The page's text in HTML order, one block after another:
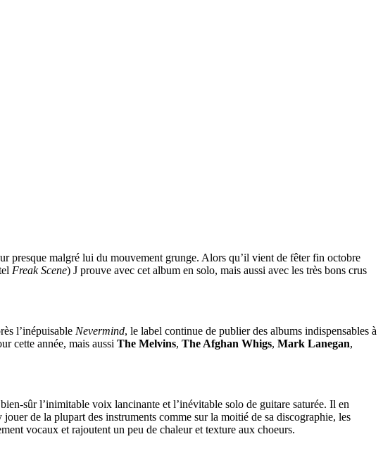
presque malgré lui du mouvement grunge. Alors qu’il vient de fêter fin octobre
Freak Scene) J prouve avec cet album en solo, mais aussi avec les très bons crus
l’inépuisable Nevermind, le label continue de publier des albums indispensables à
cette année, mais aussi The Melvins, The Afghan Whigs, Mark Lanegan,
sûr l’inimitable voix lancinante et l’inévitable solo de guitare saturée. Il en
de la plupart des instruments comme sur la moitié de sa discographie, les
vocaux et rajoutent un peu de chaleur et texture aux choeurs.